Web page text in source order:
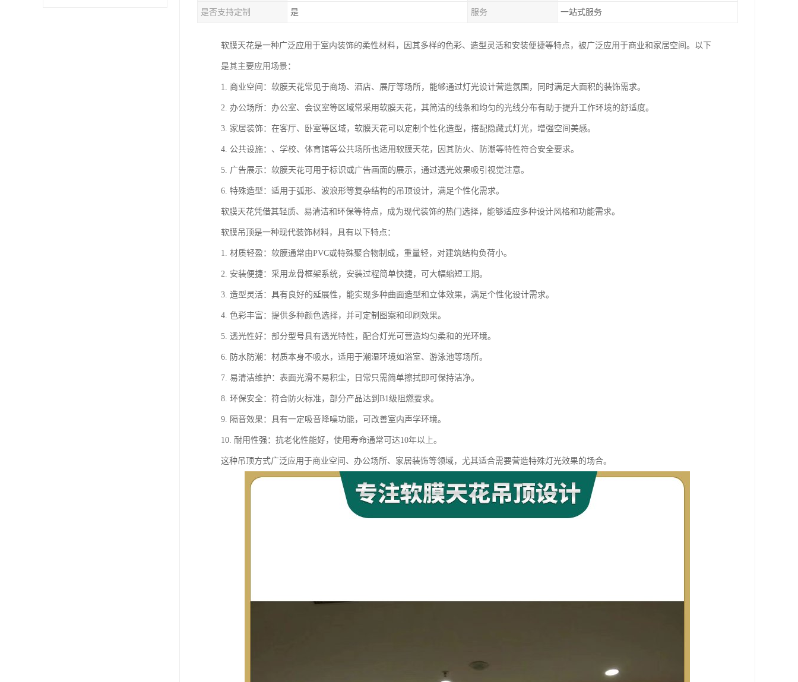
是否支持定制 是 服务 一站式服务
软膜天花是一种广泛应用于室内装饰的柔性材料，因其多样的色彩、造型灵活和安装便捷等特点，被广泛应用于商业和家居空间。以下
是其主要应用场景：
1. 商业空间：软膜天花常见于商场、酒店、展厅等场所，能够通过灯光设计营造氛围，同时满足大面积的装饰需求。
2. 办公场所：办公室、会议室等区域常采用软膜天花，其简洁的线条和均匀的光线分布有助于提升工作环境的舒适度。
3. 家居装饰：在客厅、卧室等区域，软膜天花可以定制个性化造型，搭配隐藏式灯光，增强空间美感。
4. 公共设施：、学校、体育馆等公共场所也适用软膜天花，因其防火、防潮等特性符合安全要求。
5. 广告展示：软膜天花可用于标识或广告画面的展示，通过透光效果吸引视觉注意。
6. 特殊造型：适用于弧形、波浪形等复杂结构的吊顶设计，满足个性化需求。
软膜天花凭借其轻质、易清洁和环保等特点，成为现代装饰的热门选择，能够适应多种设计风格和功能需求。
软膜吊顶是一种现代装饰材料，具有以下特点：
1. 材质轻盈：软膜通常由PVC或特殊聚合物制成，重量轻，对建筑结构负荷小。
2. 安装便捷：采用龙骨框架系统，安装过程简单快捷，可大幅缩短工期。
3. 造型灵活：具有良好的延展性，能实现多种曲面造型和立体效果，满足个性化设计需求。
4. 色彩丰富：提供多种颜色选择，并可定制图案和印刷效果。
5. 透光性好：部分型号具有透光特性，配合灯光可营造均匀柔和的光环境。
6. 防水防潮：材质本身不吸水，适用于潮湿环境如浴室、游泳池等场所。
7. 易清洁维护：表面光滑不易积尘，日常只需简单擦拭即可保持洁净。
8. 环保安全：符合防火标准，部分产品达到B1级阻燃要求。
9. 隔音效果：具有一定吸音降噪功能，可改善室内声学环境。
10. 耐用性强：抗老化性能好，使用寿命通常可达10年以上。
这种吊顶方式广泛应用于商业空间、办公场所、家居装饰等领域，尤其适合需要营造特殊灯光效果的场合。